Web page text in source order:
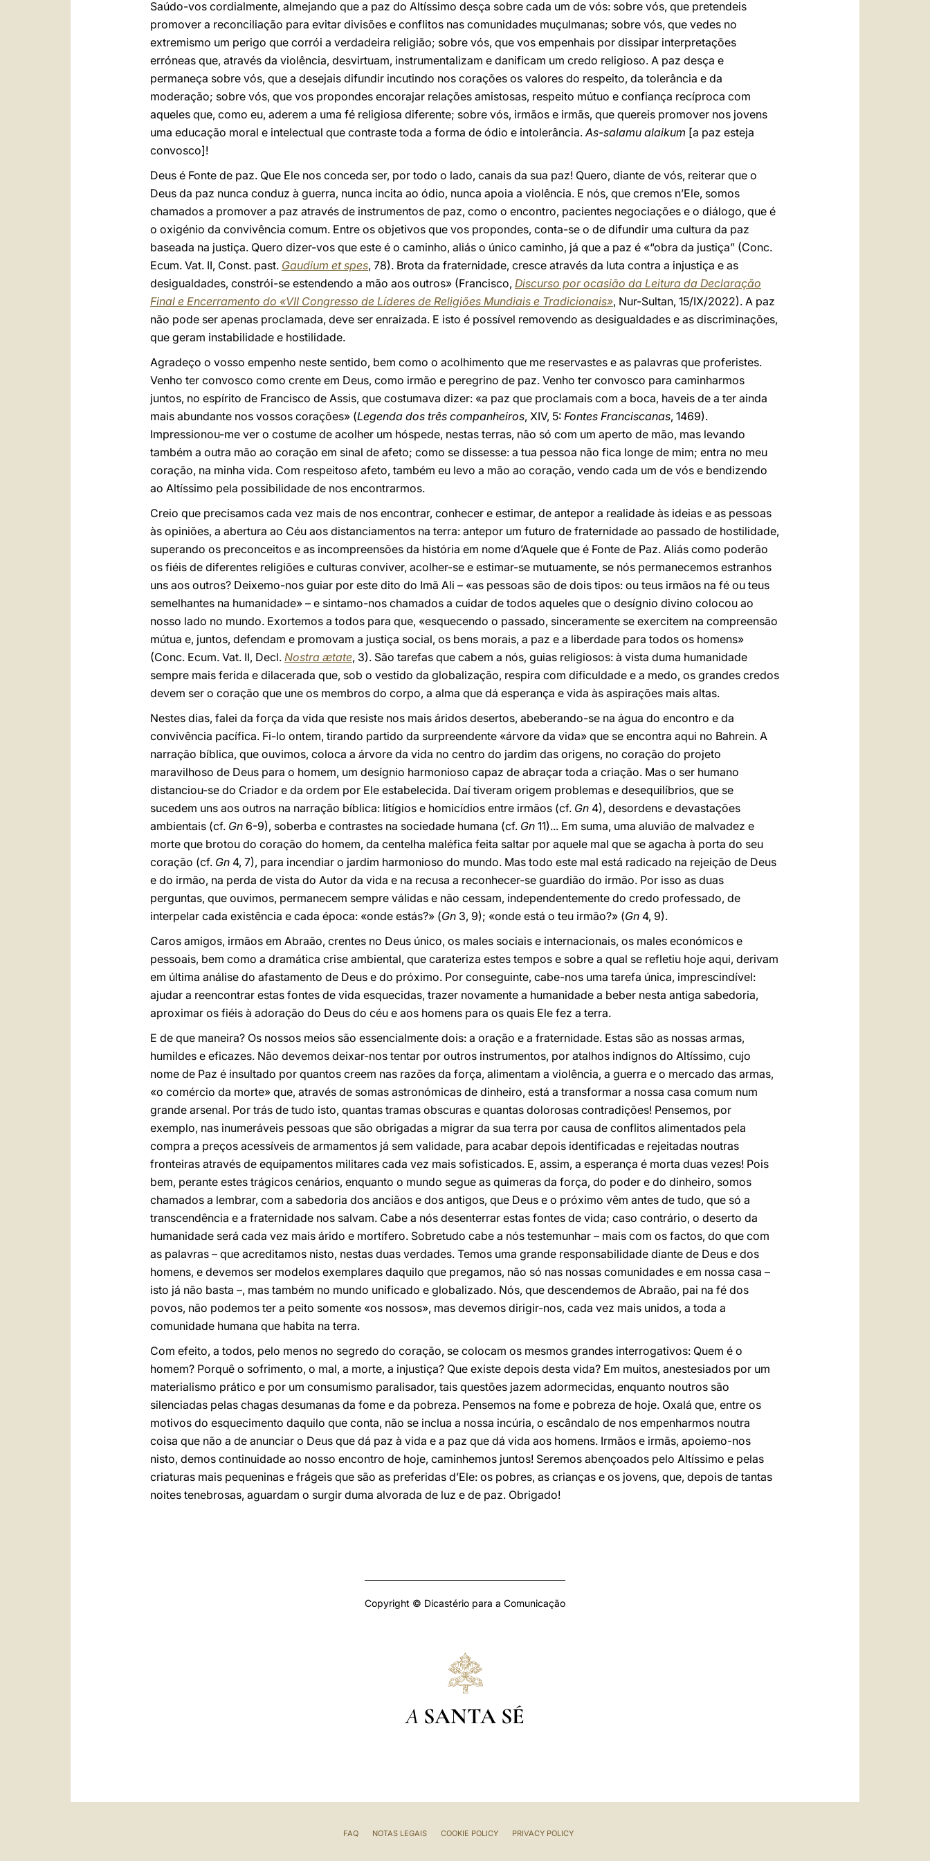
Saúdo-vos cordialmente, almejando que a paz do Altíssimo desça sobre cada um de vós: sobre vós, que pretendeis
promover a reconciliação para evitar divisões e conflitos nas comunidades muçulmanas; sobre vós, que vedes no
extremismo um perigo que corrói a verdadeira religião; sobre vós, que vos empenhais por dissipar interpretações
erróneas que, através da violência, desvirtuam, instrumentalizam e danificam um credo religioso. A paz desça e
permaneça sobre vós, que a desejais difundir incutindo nos corações os valores do respeito, da tolerância e da
moderação; sobre vós, que vos propondes encorajar relações amistosas, respeito mútuo e confiança recíproca com
aqueles que, como eu, aderem a uma fé religiosa diferente; sobre vós, irmãos e irmãs, que quereis promover nos jovens
uma educação moral e intelectual que contraste toda a forma de ódio e intolerância.As-salamu alaikum [a paz esteja
convosco]!
Deus é Fonte de paz. Que Ele nos conceda ser, por todo o lado, canais da sua paz! Quero, diante de vós, reiterar que o
Deus da paz nunca conduz à guerra, nunca incita ao ódio, nunca apoia a violência. E nós, que cremos n’Ele, somos
chamados a promover a paz através de instrumentos de paz, como o encontro, pacientes negociações e o diálogo, que é
o oxigénio da convivência comum. Entre os objetivos que vos propondes, conta-se o de difundir uma cultura da paz
baseada na justiça. Quero dizer-vos que este é o caminho, aliás o único caminho, já que a paz é «“obra da justiça” (Conc.
Ecum. Vat. II, Const. past. Gaudium et spes, 78). Brota da fraternidade, cresce através da luta contra a injustiça e as
desigualdades, constrói-se estendendo a mão aos outros» (Francisco, Discurso por ocasião da Leitura da Declaração
Final e Encerramento do «VII Congresso de Líderes de Religiões Mundiais e Tradicionais», Nur-Sultan, 15/IX/2022). A paz
não pode ser apenas proclamada, deve ser enraizada. E isto é possível removendo as desigualdades e as discriminações,
que geram instabilidade e hostilidade.
Agradeço o vosso empenho neste sentido, bem como o acolhimento que me reservastes e as palavras que proferistes.
Venho ter convosco como crente em Deus, como irmão e peregrino de paz. Venho ter convosco para caminharmos
juntos, no espírito de Francisco de Assis, que costumava dizer: «a paz que proclamais com a boca, haveis de a ter ainda
mais abundante nos vossos corações» (Legenda dos três companheiros, XIV, 5: Fontes Franciscanas, 1469).
Impressionou-me ver o costume de acolher um hóspede, nestas terras, não só com um aperto de mão, mas levando
também a outra mão ao coração em sinal de afeto; como se dissesse: a tua pessoa não fica longe de mim; entra no meu
coração, na minha vida. Com respeitoso afeto, também eu levo a mão ao coração, vendo cada um de vós e bendizendo
ao Altíssimo pela possibilidade de nos encontrarmos.
Creio que precisamos cada vez mais de nos encontrar, conhecer e estimar, de antepor a realidade às ideias e as pessoas
às opiniões, a abertura ao Céu aos distanciamentos na terra: antepor um futuro de fraternidade ao passado de hostilidade,
superando os preconceitos e as incompreensões da história em nome d’Aquele que é Fonte de Paz. Aliás como poderão
os fiéis de diferentes religiões e culturas conviver, acolher-se e estimar-se mutuamente, se nós permanecemos estranhos
uns aos outros? Deixemo-nos guiar por este dito do Imã Ali – «as pessoas são de dois tipos: ou teus irmãos na fé ou teus
semelhantes na humanidade» – e sintamo-nos chamados a cuidar de todos aqueles que o desígnio divino colocou ao
nosso lado no mundo. Exortemos a todos para que, «esquecendo o passado, sinceramente se exercitem na compreensão
mútua e, juntos, defendam e promovam a justiça social, os bens morais, a paz e a liberdade para todos os homens»
(Conc. Ecum. Vat. II, Decl. Nostra ætate, 3). São tarefas que cabem a nós, guias religiosos: à vista duma humanidade
sempre mais ferida e dilacerada que, sob o vestido da globalização, respira com dificuldade e a medo, os grandes credos
devem ser o coração que une os membros do corpo, a alma que dá esperança e vida às aspirações mais altas.
Nestes dias, falei da força da vida que resiste nos mais áridos desertos, abeberando-se na água do encontro e da
convivência pacífica. Fi-lo ontem, tirando partido da surpreendente «árvore da vida» que se encontra aqui no Bahrein. A
narração bíblica, que ouvimos, coloca a árvore da vida no centro do jardim das origens, no coração do projeto
maravilhoso de Deus para o homem, um desígnio harmonioso capaz de abraçar toda a criação. Mas o ser humano
distanciou-se do Criador e da ordem por Ele estabelecida. Daí tiveram origem problemas e desequilíbrios, que se
sucedem uns aos outros na narração bíblica: litígios e homicídios entre irmãos (cf. Gn 4), desordens e devastações
ambientais (cf. Gn 6-9), soberba e contrastes na sociedade humana (cf. Gn 11)... Em suma, uma aluvião de malvadez e
morte que brotou do coração do homem, da centelha maléfica feita saltar por aquele mal que se agacha à porta do seu
coração (cf. Gn 4, 7), para incendiar o jardim harmonioso do mundo. Mas todo este mal está radicado na rejeição de Deus
e do irmão, na perda de vista do Autor da vida e na recusa a reconhecer-se guardião do irmão. Por isso as duas
perguntas, que ouvimos, permanecem sempre válidas e não cessam, independentemente do credo professado, de
interpelar cada existência e cada época: «onde estás?» (Gn 3, 9); «onde está o teu irmão?» (Gn 4, 9).
Caros amigos, irmãos em Abraão, crentes no Deus único, os males sociais e internacionais, os males económicos e
pessoais, bem como a dramática crise ambiental, que carateriza estes tempos e sobre a qual se refletiu hoje aqui, derivam
em última análise do afastamento de Deus e do próximo. Por conseguinte, cabe-nos uma tarefa única, imprescindível:
ajudar a reencontrar estas fontes de vida esquecidas, trazer novamente a humanidade a beber nesta antiga sabedoria,
aproximar os fiéis à adoração do Deus do céu e aos homens para os quais Ele fez a terra.
E de que maneira? Os nossos meios são essencialmente dois: a oração e a fraternidade. Estas são as nossas armas,
humildes e eficazes. Não devemos deixar-nos tentar por outros instrumentos, por atalhos indignos do Altíssimo, cujo
nome de Paz é insultado por quantos creem nas razões da força, alimentam a violência, a guerra e o mercado das armas,
«o comércio da morte» que, através de somas astronómicas de dinheiro, está a transformar a nossa casa comum num
grande arsenal. Por trás de tudo isto, quantas tramas obscuras e quantas dolorosas contradições! Pensemos, por
exemplo, nas inumeráveis pessoas que são obrigadas a migrar da sua terra por causa de conflitos alimentados pela
compra a preços acessíveis de armamentos já sem validade, para acabar depois identificadas e rejeitadas noutras
fronteiras através de equipamentos militares cada vez mais sofisticados. E, assim, a esperança é morta duas vezes! Pois
bem, perante estes trágicos cenários, enquanto o mundo segue as quimeras da força, do poder e do dinheiro, somos
chamados a lembrar, com a sabedoria dos anciãos e dos antigos, que Deus e o próximo vêm antes de tudo, que só a
transcendência e a fraternidade nos salvam. Cabe a nós desenterrar estas fontes de vida; caso contrário, o deserto da
humanidade será cada vez mais árido e mortífero. Sobretudo cabe a nós testemunhar – mais com os factos, do que com
as palavras – que acreditamos nisto, nestas duas verdades. Temos uma grande responsabilidade diante de Deus e dos
homens, e devemos ser modelos exemplares daquilo que pregamos, não só nas nossas comunidades e em nossa casa –
isto já não basta –, mas também no mundo unificado e globalizado. Nós, que descendemos de Abraão, pai na fé dos
povos, não podemos ter a peito somente «os nossos», mas devemos dirigir-nos, cada vez mais unidos, a toda a
comunidade humana que habita na terra.
Com efeito, a todos, pelo menos no segredo do coração, se colocam os mesmos grandes interrogativos: Quem é o
homem? Porquê o sofrimento, o mal, a morte, a injustiça? Que existe depois desta vida? Em muitos, anestesiados por um
materialismo prático e por um consumismo paralisador, tais questões jazem adormecidas, enquanto noutros são
silenciadas pelas chagas desumanas da fome e da pobreza. Pensemos na fome e pobreza de hoje. Oxalá que, entre os
motivos do esquecimento daquilo que conta, não se inclua a nossa incúria, o escândalo de nos empenharmos noutra
coisa que não a de anunciar o Deus que dá paz à vida e a paz que dá vida aos homens. Irmãos e irmãs, apoiemo-nos
nisto, demos continuidade ao nosso encontro de hoje, caminhemos juntos! Seremos abençoados pelo Altíssimo e pelas
criaturas mais pequeninas e frágeis que são as preferidas d’Ele: os pobres, as crianças e os jovens, que, depois de tantas
noites tenebrosas, aguardam o surgir duma alvorada de luz e de paz. Obrigado!
Copyright © Dicastério para a Comunicação
A SANTA SÉ
FAQ NOTAS LEGAIS COOKIE POLICY PRIVACY POLICY